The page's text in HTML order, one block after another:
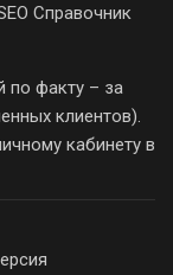
Справочник
по факту – за
клиентов).
кабинету в